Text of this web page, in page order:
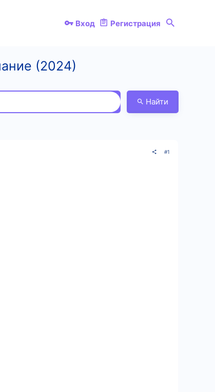
Вход Регистрация
(2024)
Найти
#1